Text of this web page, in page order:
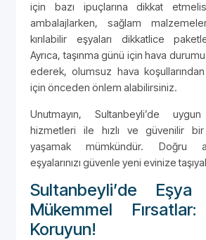
için bazı ipuçlarına dikkat
ambalajlarken, sağlam
kırılabilir eşyaları dikkatlice
Ayrıca, taşınma günü için hava
ederek, olumsuz hava
için önceden önlem alabilirsiniz.
Unutmayın, Sultanbeyli’de
hizmetleri ile hızlı ve güvenilir bir
yaşamak mümkündür. Doğru
eşyalarınızı güvenle yeni evinize
Sultanbeyli’de Eşya
Mükemmel
Koruyun!